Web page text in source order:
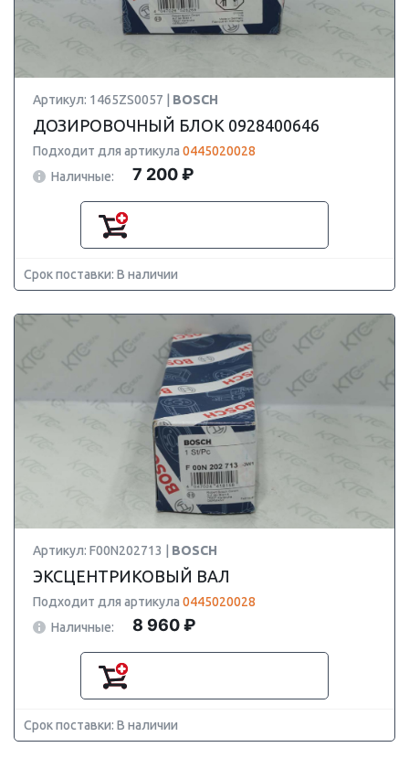
Артикул: 1465ZS0057 | BOSCH
ДОЗИРОВОЧНЫЙ БЛОК 0928400646
Подходит для артикула 0445020028
Наличные:
7 200 ₽
Срок поставки: В наличии
Артикул: F00N202713 | BOSCH
ЭКСЦЕНТРИКОВЫЙ ВАЛ
Подходит для артикула 0445020028
Наличные:
8 960 ₽
Срок поставки: В наличии